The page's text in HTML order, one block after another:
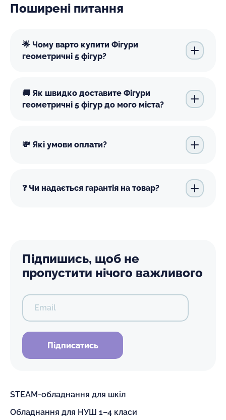
Поширені питання
🌟 Чому варто купити Фігури
геометричні 5 фігур?
🚚 Як швидко доставите Фігури
геометричні 5 фігур до мого міста?
💸 Які умови оплати?
❓ Чи надається гарантія на товар?
Підпишись, щоб не
пропустити нічого важливого
Email
Підписатись
STEAM-обладнання для шкіл
Обладнання для НУШ 1–4 класи